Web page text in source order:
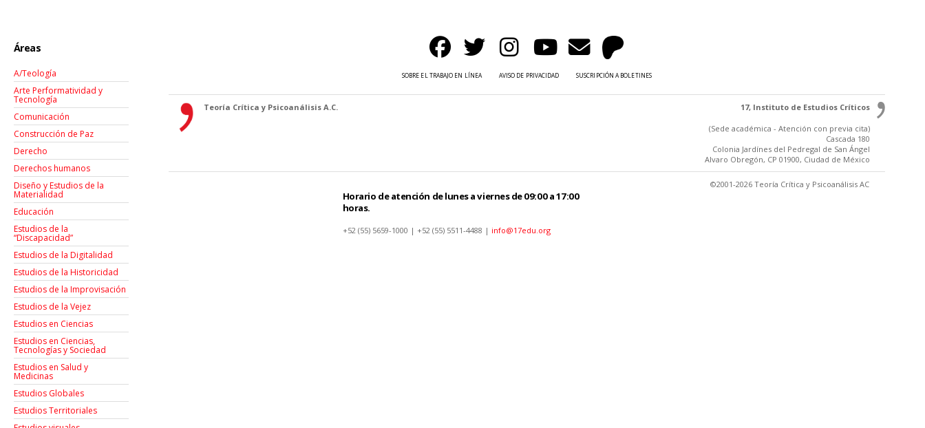
Áreas
A/Teología
Arte Performatividad y
Tecnología
Comunicación
Construcción de Paz
Derecho
Derechos humanos
Diseño y Estudios de la
Materialidad
Educación
Estudios de la
“Discapacidad”
Estudios de la Digitalidad
Estudios de la Historicidad
Estudios de la Improvisación
Estudios de la Vejez
Estudios en Ciencias
Estudios en Ciencias,
Tecnologías y Sociedad
Estudios en Salud y
Medicinas
Estudios Globales
Estudios Territoriales
SOBRE EL TRABAJO EN LÍNEA AVISO DE PRIVACIDAD SUSCRIPCIÓN A BOLETINES
Teoría Crítica y Psicoanálisis A.C. 17, Instituto de Estudios Críticos
(Sede académica - Atención con previa cita)
Cascada 180
Colonia Jardínes del Pedregal de San Ángel
Alvaro Obregón, CP 01900, Ciudad de México
Horario de atención de lunes a viernes de 09:00 a 17:00
horas.
+52 (55) 5659-1000 | +52 (55) 5511-4488 | info@17edu.org
©2001-2026 Teoría Crítica y Psicoanálisis AC